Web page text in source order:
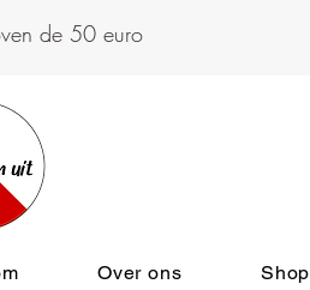
de 50 euro
Over ons Shop